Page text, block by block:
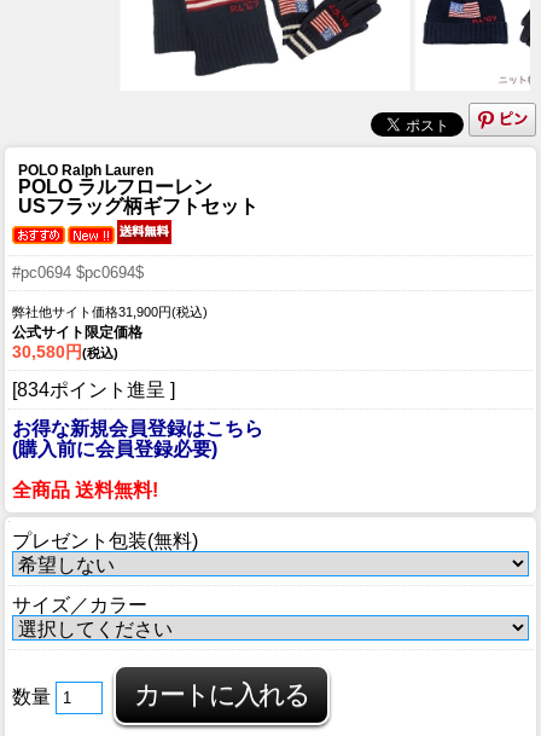
POLO Ralph Lauren
POLO ラルフローレン
USフラッグ柄ギフトセット
#pc0694 $pc0694$
弊社他サイト価格31,900円(税込)
公式サイト限定価格
30,580円(税込)
[834ポイント進呈 ]
お得な新規会員登録はこちら
(購入前に会員登録必要)
全商品 送料無料!
プレゼント包装(無料)
サイズ／カラー
数量